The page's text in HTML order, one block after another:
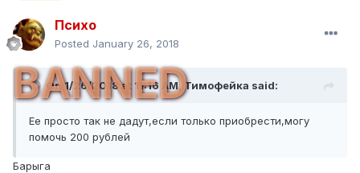
Психо
Posted January 26, 2018
BANNED
On 1/26/2018 at 11:16 AM, Тимофейка said:
Ее просто так не дадут,если только приобрести,могу
помочь 200 рублей
Барыга